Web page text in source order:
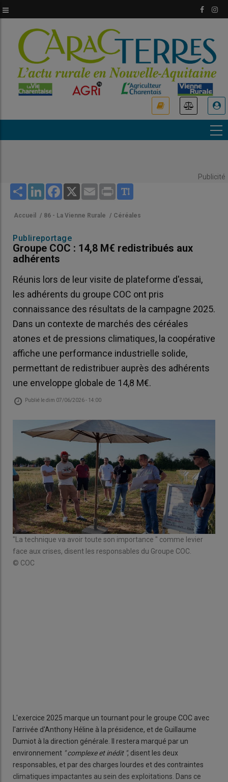
au
principal
Publicité
Share LinkedInFacebook
X Email Print
Accueil / 86 - La Vienne Rurale / Céréales
Publireportage
Groupe COC : 14,8 M€ redistribués aux
adhérents
Réunis lors de leur visite de plateforme d'essai,
les adhérents du groupe COC ont pris
connaissance des résultats de la campagne 2025.
Dans un contexte de marchés des céréales
atones et de pressions climatiques, la coopérative
affiche une performance industrielle solide,
permettant de redistribuer auprès des adhérents
une enveloppe globale de 14,8 M€.
Publié ledim 07/06/2026 - 14:00
"La technique va avoir toute son importance " comme levier
face aux crises, disent les responsables du Groupe COC.
© COC
L'exercice 2025 marque un tournant pour le groupe COC avec
l'arrivée d'Anthony Héline à la présidence, et de Guillaume
Dumiot à la direction générale. Il restera marqué par un
environnement " complexe et inédit ", disent les deux
responsables, et par des charges lourdes et des contraintes
climatiques impactantes au sein des exploitations. Dans ce